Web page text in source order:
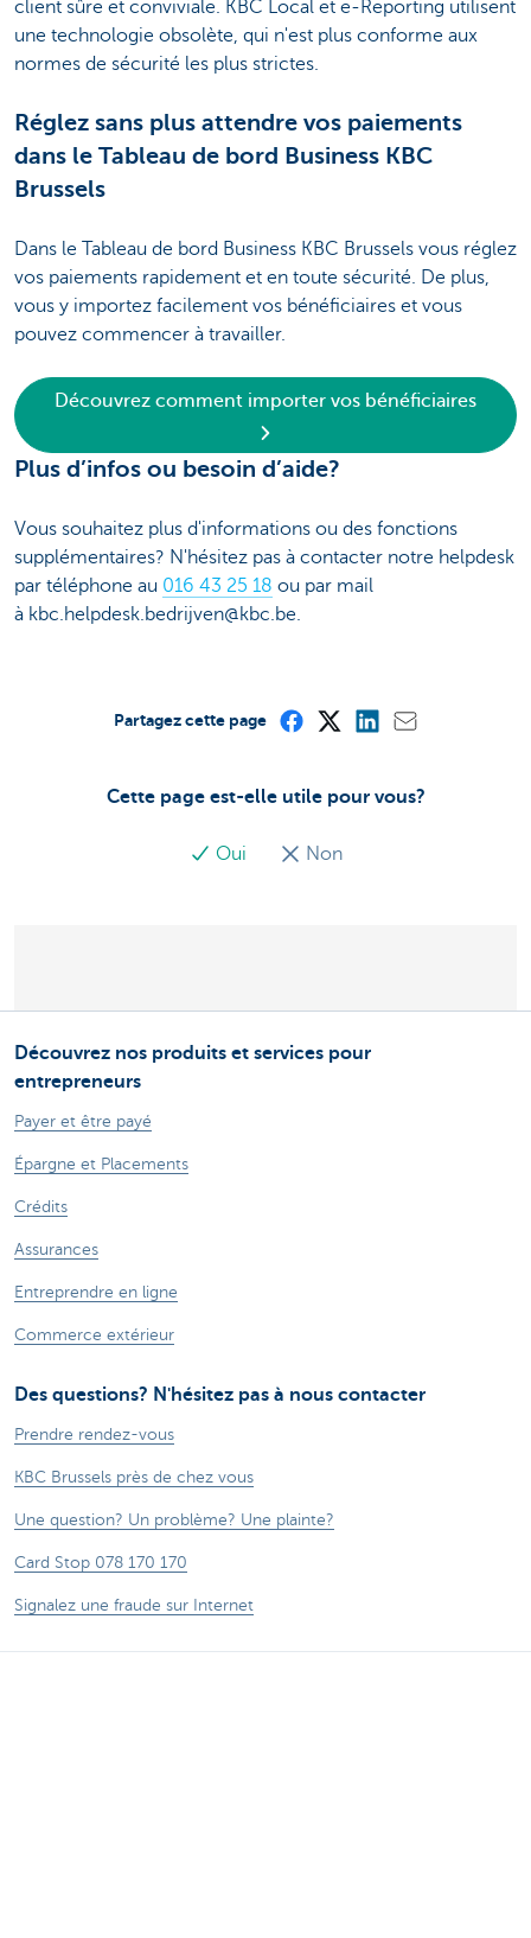
client sûre et conviviale. KBC Local et e-Reporting utilisent
une technologie obsolète, qui n'est plus conforme aux
normes de sécurité les plus strictes.
Réglez sans plus attendre vos paiements
dans le Tableau de bord Business KBC
Brussels
Dans le Tableau de bord Business KBC Brussels vous réglez
vos paiements rapidement et en toute sécurité. De plus,
vous y importez facilement vos bénéficiaires et vous
pouvez commencer à travailler.
Découvrez comment importer vos bénéficiaires
Plus d’infos ou besoin d’aide?
Vous souhaitez plus d'informations ou des fonctions
supplémentaires? N'hésitez pas à contacter notre helpdesk
par téléphone au 016 43 25 18 ou par mail
à kbc.helpdesk.bedrijven@kbc.be.
Cette page est-elle utile pour vous?
Oui Non
Partagez cette page
Découvrez nos produits et services pour
entrepreneurs
Payer et être payé
Épargne et Placements
Crédits
Assurances
Entreprendre en ligne
Commerce extérieur
Des questions? N'hésitez pas à nous contacter
Prendre rendez-vous
KBC Brussels près de chez vous
Une question? Un problème? Une plainte?
Card Stop 078 170 170
Signalez une fraude sur Internet